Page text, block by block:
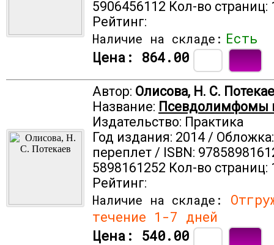
5906456112 Кол-во страниц:
Рейтинг:
Наличие на складе: Есть
Цена: 864.00
Автор: Олисова, Н. С.
Название: Псевдолимфомы
Издательство: Практика
Год издания: 2014 /
переплет / ISBN:
5898161252 Кол-во страниц:
Рейтинг:
Наличие на складе:
течение 1-7 дней
Цена: 540.00